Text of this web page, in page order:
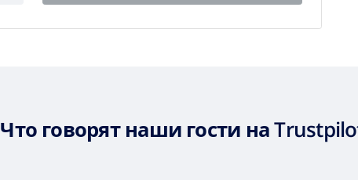
Что говорят наши гости на